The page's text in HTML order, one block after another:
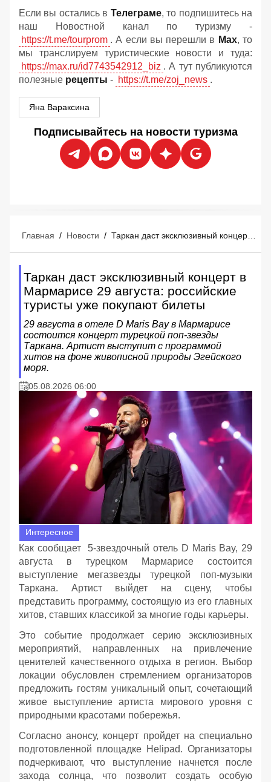
Если вы остались в Телеграме, то подпишитесь на
наш Новостной канал по туризму -
https://t.me/tourprom . А если вы перешли в Мах, то
мы транслируем туристические новости и туда:
https://max.ru/id7743542912_biz . А тут публикуются
полезные рецепты - https://t.me/zoj_news .
Яна Вараксина
Подписывайтесь на новости туризма
Главная / Новости /
Таркан даст эксклюзивный концерт в
Мармарисе 29 августа: российские
туристы уже покупают билеты
29 августа в отеле D Maris Bay в Мармарисе
состоится концерт турецкой поп-звезды
Таркана. Артист выступит с программой
хитов на фоне живописной природы Эгейского
моря.
05.08.2026 06:00
Интересное
Как сообщает 5-звездочный отель D Maris Bay, 29
августа в турецком Мармарисе состоится
выступление мегазвезды турецкой поп-музыки
Таркана. Артист выйдет на сцену, чтобы
представить программу, состоящую из его главных
хитов, ставших классикой за многие годы карьеры.
Это событие продолжает серию эксклюзивных
мероприятий, направленных на привлечение
ценителей качественного отдыха в регион. Выбор
локации обусловлен стремлением организаторов
предложить гостям уникальный опыт, сочетающий
живое выступление артиста мирового уровня с
природными красотами побережья.
Согласно анонсу, концерт пройдет на специально
подготовленной площадке Helipad. Организаторы
подчеркивают, что выступление начнется после
захода солнца, что позволит создать особую